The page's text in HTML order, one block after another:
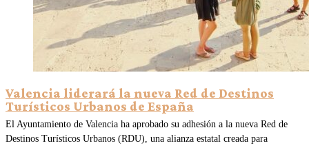
Valencia liderará la nueva Red de Destinos
Turísticos Urbanos de España
El Ayuntamiento de Valencia ha aprobado su adhesión a la nueva Red de
Destinos Turísticos Urbanos (RDU), una alianza estatal creada para